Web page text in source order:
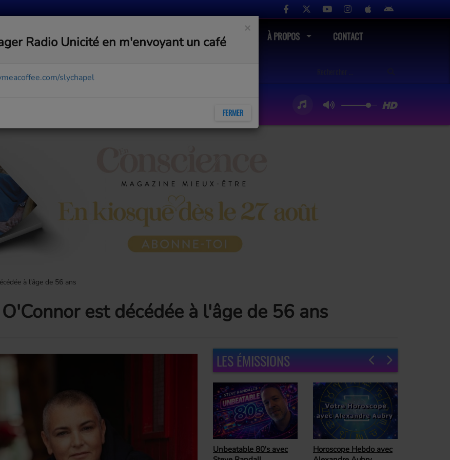
ACTUALITÉS MÉDIAS COMMUNAUTÉ À PROPOS CONTACT
à l'âge de 56 ans
est décédée à l'âge de 56 ans
LES ÉMISSIONS
Horoscope Hebdo avec
Ready For The
×
Radio Unicité en m'envoyant un café
slychapel
FERMER